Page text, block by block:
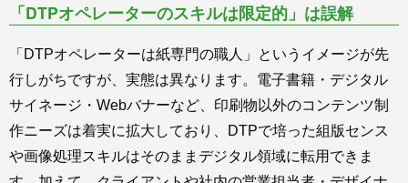
「DTPオペレーターのスキルは限定的」は誤解
「DTPオペレーターは紙専門の職人」というイメージが先
行しがちですが、実態は異なります。電子書籍・デジタル
サイネージ・Webバナーなど、印刷物以外のコンテンツ制
作ニーズは着実に拡大しており、DTPで培った組版センス
や画像処理スキルはそのままデジタル領域に転用できま